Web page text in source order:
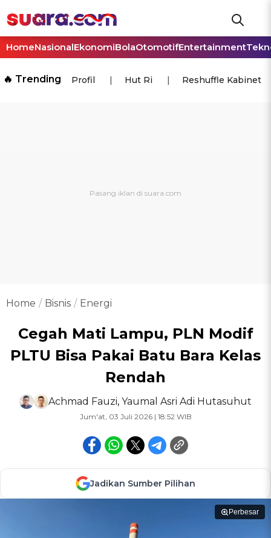
HomeNasionalEkonomiBolaOtomotifEntertainment
🔥 Trending Profil Hut Ri Reshuffle Kabinet
Home Bisnis Energi
Cegah Mati Lampu, PLN Modif
PLTU Bisa Pakai Batu Bara Kelas
Rendah
Achmad Fauzi, Yaumal Asri Adi Hutasuhut
Jum'at, 03 Juli 2026 | 18:52 WIB
Jadikan Sumber Pilihan
Perbesar